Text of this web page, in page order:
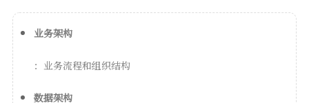
业务架构
：业务流程和组织结构
数据架构